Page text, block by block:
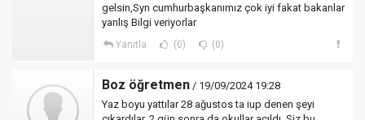
gelsin,Syn cumhurbaşkanımız çok iyi fakat bakanlar
yanlış Bilgi veriyorlar
Yanıtla (0) (0)
Boz öğretmen / 19/09/2024 19:28
Yaz boyu yattılar 28 ağustos ta iup denen şeyi